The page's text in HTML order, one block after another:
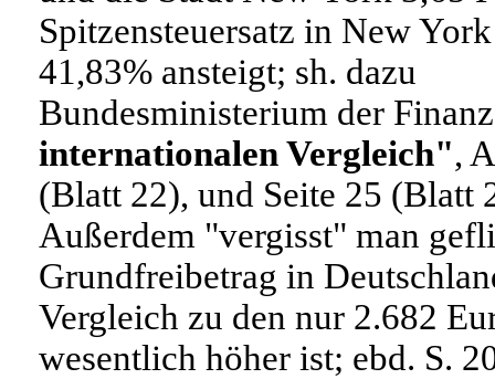
Spitzensteuersatz in New
41,83% ansteigt; sh. dazu
Bundesministerium der
internationalen Vergleich",
(Blatt 22), und Seite 25 (Blatt
Außerdem "vergisst" man
Grundfreibetrag in
Vergleich zu den nur 2.682
wesentlich höher ist; ebd. S.